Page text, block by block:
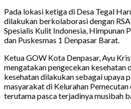
Pada lokasi ketiga di Desa Tegal
dilakukan berkolaborasi dengan
Spesialis Kulit Indonesia, Himpunan
dan Puskesmas 1 Denpasar Barat.
Ketua GOW Kota Denpasar, Ayu
mengatakan pengecekan kesehatan
kesehatan dilakukan sebagai upaya
masyarakat di Kelurahan Pemecutan
terutama pasca terjadinya musibah